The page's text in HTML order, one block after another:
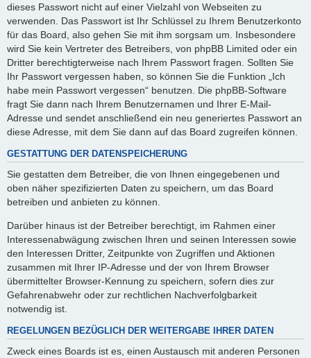
dieses Passwort nicht auf einer Vielzahl von Webseiten zu
verwenden. Das Passwort ist Ihr Schlüssel zu Ihrem Benutzerkonto
für das Board, also gehen Sie mit ihm sorgsam um. Insbesondere
wird Sie kein Vertreter des Betreibers, von phpBB Limited oder ein
Dritter berechtigterweise nach Ihrem Passwort fragen. Sollten Sie
Ihr Passwort vergessen haben, so können Sie die Funktion „Ich
habe mein Passwort vergessen“ benutzen. Die phpBB-Software
fragt Sie dann nach Ihrem Benutzernamen und Ihrer E-Mail-
Adresse und sendet anschließend ein neu generiertes Passwort an
diese Adresse, mit dem Sie dann auf das Board zugreifen können.
GESTATTUNG DER DATENSPEICHERUNG
Sie gestatten dem Betreiber, die von Ihnen eingegebenen und
oben näher spezifizierten Daten zu speichern, um das Board
betreiben und anbieten zu können.
Darüber hinaus ist der Betreiber berechtigt, im Rahmen einer
Interessenabwägung zwischen Ihren und seinen Interessen sowie
den Interessen Dritter, Zeitpunkte von Zugriffen und Aktionen
zusammen mit Ihrer IP-Adresse und der von Ihrem Browser
übermittelter Browser-Kennung zu speichern, sofern dies zur
Gefahrenabwehr oder zur rechtlichen Nachverfolgbarkeit
notwendig ist.
REGELUNGEN BEZÜGLICH DER WEITERGABE IHRER DATEN
Zweck eines Boards ist es, einen Austausch mit anderen Personen